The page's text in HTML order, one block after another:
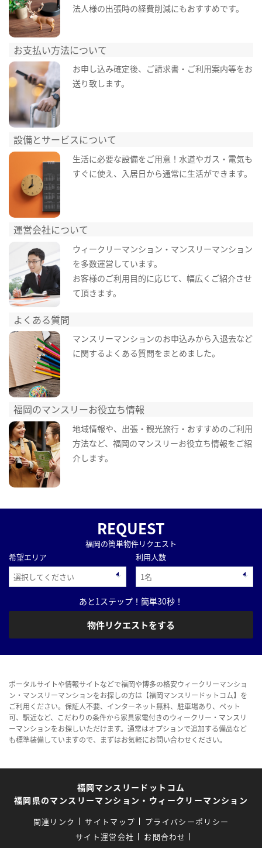
法人様の出張時の経費削減にもおすすめです。
お支払い方法について
お申し込み確定後、ご請求書・ご利用案内等をお
送り致します。
設備とサービスについて
生活に必要な設備をご用意！水道やガス・電気も
すぐに使え、入居日から通常に生活ができます。
運営会社について
ウィークリーマンション・マンスリーマンション
を多数運営しています。
お客様のご利用目的に応じて、幅広くご紹介させ
て頂きます。
よくある質問
マンスリーマンションのお申込みから入退去など
に関するよくある質問をまとめました。
福岡のマンスリーお役立ち情報
地域情報や、出張・観光旅行・おすすめのご利用
方法など、福岡のマンスリーお役立ち情報をご紹
介します。
REQUEST
福岡の簡単物件リクエスト
希望エリア
利用人数
あと1ステップ！簡単30秒！
物件リクエストをする
ポータルサイトや情報サイトなどで福岡や博多の格安ウィークリーマンショ
ン・マンスリーマンションをお探しの方は【福岡マンスリードットコム】を
ご利用ください。保証人不要、インターネット無料、駐車場あり、ペット
可、駅近など、こだわりの条件から家具家電付きのウィークリー・マンスリ
ーマンションをお探しいただけます。通常はオプションで追加する備品など
も標準装備していますので、まずはお気軽にお問い合わせください。
福岡マンスリードットコム
福岡県のマンスリーマンション・ウィークリーマンション
関連リンク サイトマップ
プライバシーポリシー
サイト運営会社
お問合わせ